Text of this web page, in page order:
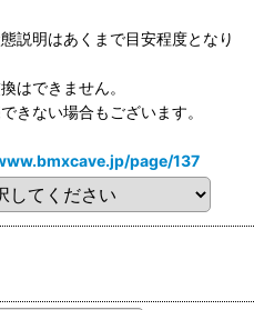
説明はあくまで目安程度となり
はできません。
きない場合もございます。
page/137